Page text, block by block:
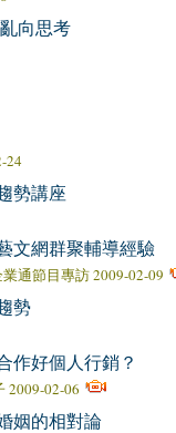
向思考
24
勢講座
文網群聚輔導經驗
通節目專訪 2009-02-09
勢
作好個人行銷？
2009-02-06
姻的相對論